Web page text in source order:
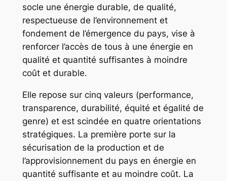
socle une énergie durable, de qualité,
respectueuse de l’environnement et
fondement de l’émergence du pays, vise à
renforcer l’accès de tous à une énergie en
qualité et quantité suffisantes à moindre
coût et durable.
Elle repose sur cinq valeurs (performance,
transparence, durabilité, équité et égalité de
genre) et est scindée en quatre orientations
stratégiques. La première porte sur la
sécurisation de la production et de
l’approvisionnement du pays en énergie en
quantité suffisante et au moindre coût. La